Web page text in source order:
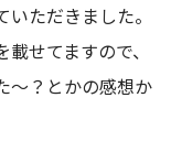
ただきました。
せてますので、
～？とかの感想か